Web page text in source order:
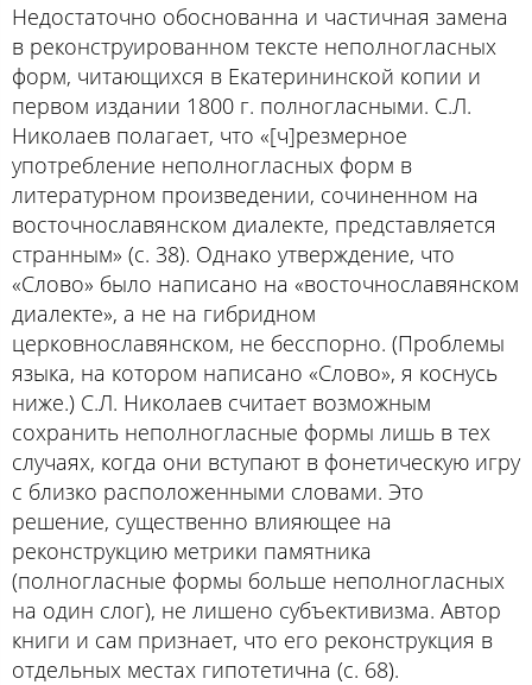
Недостаточно обоснованна и частичная замена
в реконструированном тексте неполногласных
форм, читающихся в Екатерининской копии и
первом издании 1800 г. полногласными. С.Л.
Николаев полагает, что «[ч]резмерное
употребление неполногласных форм в
литературном произведении, сочиненном на
восточнославянском диалекте, представляется
странным» (с. 38). Однако утверждение, что
«Слово» было написано на «восточнославянском
диалекте», а не на гибридном
церковнославянском, не бесспорно. (Проблемы
языка, на котором написано «Слово», я коснусь
ниже.) С.Л. Николаев считает возможным
сохранить неполногласные формы лишь в тех
случаях, когда они вступают в фонетическую игру
с близко расположенными словами. Это
решение, существенно влияющее на
реконструкцию метрики памятника
(полногласные формы больше неполногласных
на один слог), не лишено субъективизма. Автор
книги и сам признает, что его реконструкция в
отдельных местах гипотетична (с. 68).